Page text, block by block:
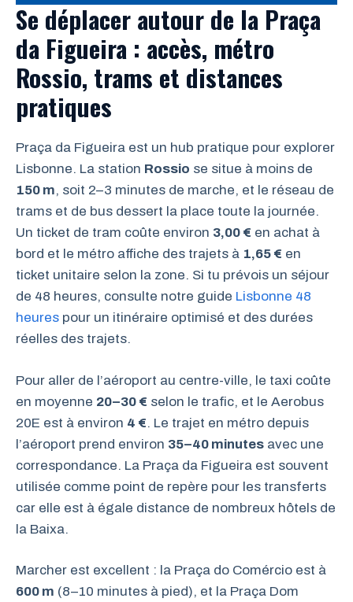
Se déplacer autour de la Praça
da Figueira : accès, métro
Rossio, trams et distances
pratiques
Praça da Figueira est un hub pratique pour explorer
Lisbonne. La station Rossio se situe à moins de
150 m, soit 2–3 minutes de marche, et le réseau de
trams et de bus dessert la place toute la journée.
Un ticket de tram coûte environ 3,00 € en achat à
bord et le métro affiche des trajets à 1,65 € en
ticket unitaire selon la zone. Si tu prévois un séjour
de 48 heures, consulte notre guide Lisbonne 48
heures pour un itinéraire optimisé et des durées
réelles des trajets.
Pour aller de l’aéroport au centre-ville, le taxi coûte
en moyenne 20–30 € selon le trafic, et le Aerobus
20E est à environ 4 €. Le trajet en métro depuis
l’aéroport prend environ 35–40 minutes avec une
correspondance. La Praça da Figueira est souvent
utilisée comme point de repère pour les transferts
car elle est à égale distance de nombreux hôtels de
la Baixa.
Marcher est excellent : la Praça do Comércio est à
600 m (8–10 minutes à pied), et la Praça Dom